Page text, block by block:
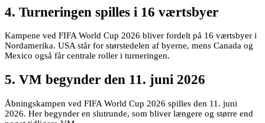
4. Turneringen spilles i 16 værtsbyer
Kampene ved FIFA World Cup 2026 bliver fordelt på 16 værtsbyer i
Nordamerika. USA står for størstedelen af byerne, mens Canada og
Mexico også får centrale roller i turneringen.
5. VM begynder den 11. juni 2026
Åbningskampen ved FIFA World Cup 2026 spilles den 11. juni
2026. Her begynder en slutrunde, som bliver længere og større end